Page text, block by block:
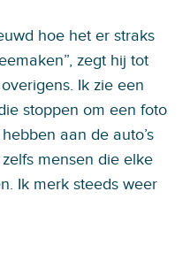
hoe het er straks
zegt hij tot
Ik zie een
stoppen om een foto
aan de auto’s
mensen die elke
Ik merk steeds weer